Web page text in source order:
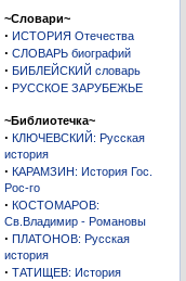
~Словари~
· ИСТОРИЯ Отечества
· СЛОВАРЬ биографий
· БИБЛЕЙСКИЙ словарь
· РУССКОЕ ЗАРУБЕЖЬЕ
~Библиотечка~
· КЛЮЧЕВСКИЙ: Русская
история
· КАРАМЗИН: История Гос.
Рос-го
· КОСТОМАРОВ:
Св.Владимир - Романовы
· ПЛАТОНОВ: Русская
история
· ТАТИЩЕВ: История